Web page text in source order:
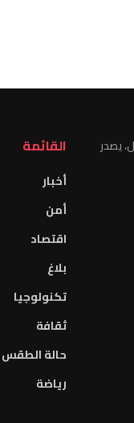
يصدر
القائمة
أخبار
أمن
اقتصاد
بلاغ
تكنولوجيا
ثقافة
حالة الطقس
رياضة